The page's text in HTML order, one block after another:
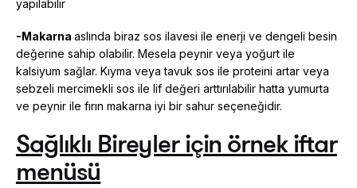
yapılabilir
-Makarna aslında biraz sos ilavesi ile enerji ve dengeli besin
değerine sahip olabilir. Mesela peynir veya yoğurt ile
kalsiyum sağlar. Kıyma veya tavuk sos ile proteini artar veya
sebzeli mercimekli sos ile lif değeri arttırılabilir hatta yumurta
ve peynir ile fırın makarna iyi bir sahur seçeneğidir.
Sağlıklı Bireyler için örnek iftar
menüsü